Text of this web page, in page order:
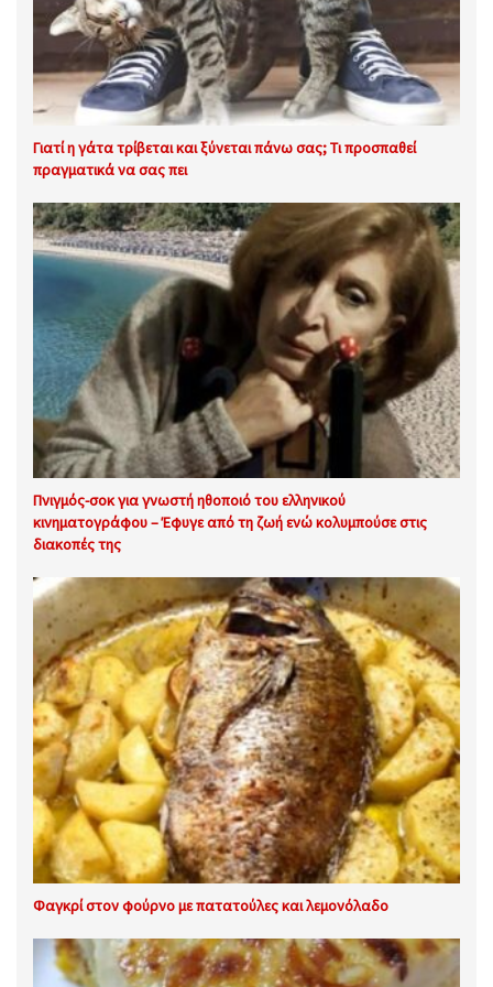
Γιατί η γάτα τρίβεται και ξύνεται πάνω σας; Τι προσπαθεί
πραγματικά να σας πει
Πνιγμός-σοκ για γνωστή ηθοποιό του ελληνικού
κινηματογράφου – Έφυγε από τη ζωή ενώ κολυμπούσε στις
διακοπές της
Φαγκρί στον φούρνο με πατατούλες και λεμονόλαδο